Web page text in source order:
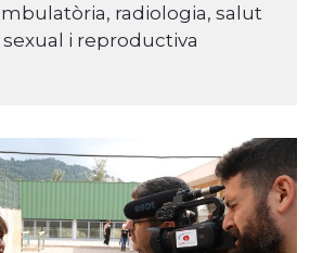
radiologia, salut
i reproductiva